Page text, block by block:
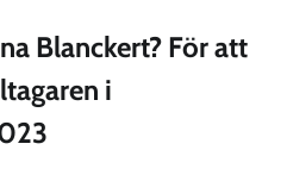
Blanckert? För att
i